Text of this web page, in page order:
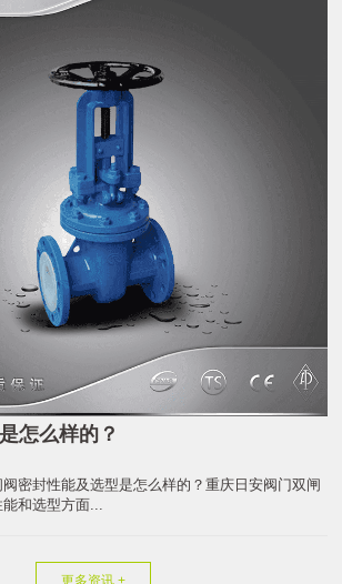
怎么样的？
密封性能及选型是怎么样的？重庆日安阀门双闸
和选型方面...
更多资讯 +